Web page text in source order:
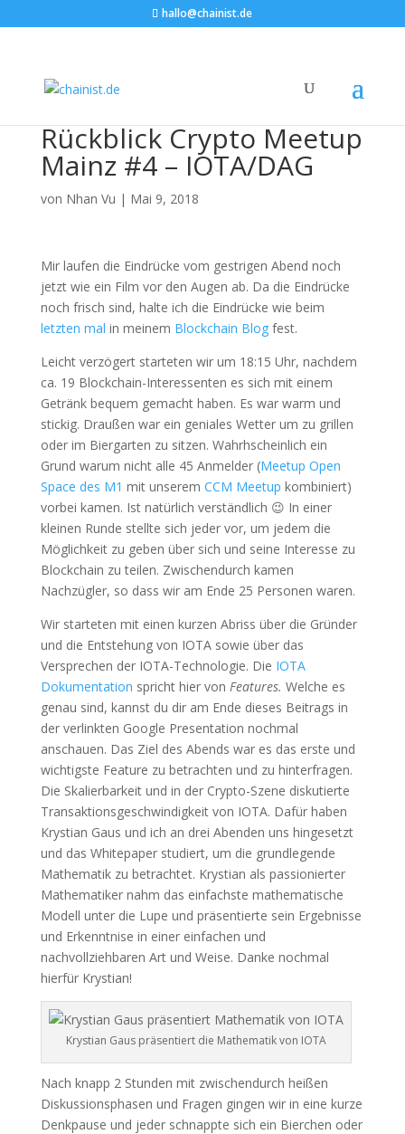
hallo@chainist.de
Rückblick Crypto Meetup
Mainz #4 – IOTA/DAG
von Nhan Vu | Mai 9, 2018
Mir laufen die Eindrücke vom gestrigen Abend noch
jetzt wie ein Film vor den Augen ab. Da die Eindrücke
noch frisch sind, halte ich die Eindrücke wie beim
letzten mal in meinem Blockchain Blogfest.
Leicht verzögert starteten wir um 18:15 Uhr, nachdem
ca. 19 Blockchain-Interessenten es sich mit einem
Getränk bequem gemacht haben. Es war warm und
stickig. Draußen war ein geniales Wetter um zu grillen
oder im Biergarten zu sitzen. Wahrhscheinlich ein
Grund warum nicht alle 45 Anmelder (Meetup Open
Space des M1 mit unserem CCM Meetup kombiniert)
vorbei kamen. Ist natürlich verständlich 😉 In einer
kleinen Runde stellte sich jeder vor, um jedem die
Möglichkeit zu geben über sich und seine Interesse zu
Blockchain zu teilen. Zwischendurch kamen
Nachzügler, so dass wir am Ende 25 Personen waren.
Wir starteten mit einen kurzen Abriss über die Gründer
und die Entstehung von IOTA sowie über das
Versprechen der IOTA-Technologie. Die IOTA
Dokumentation spricht hier von Features. Welche es
genau sind, kannst du dir am Ende dieses Beitrags in
der verlinkten Google Presentation nochmal
anschauen. Das Ziel des Abends war es das erste und
wichtigste Feature zu betrachten und zu hinterfragen.
Die Skalierbarkeit und in der Crypto-Szene diskutierte
Transaktionsgeschwindigkeit von IOTA. Dafür haben
Krystian Gaus und ich an drei Abenden uns hingesetzt
und das Whitepaper studiert, um die grundlegende
Mathematik zu betrachtet. Krystian als passionierter
Mathematiker nahm das einfachste mathematische
Modell unter die Lupe und präsentierte sein Ergebnisse
und Erkenntnise in einer einfachen und
nachvollziehbaren Art und Weise. Danke nochmal
hierfür Krystian!
Krystian Gaus präsentiert die Mathematik von IOTA
Nach knapp 2 Stunden mit zwischendurch heißen
Diskussionsphasen und Fragen gingen wir in eine kurze
Denkpause und jeder schnappte sich ein Bierchen oder